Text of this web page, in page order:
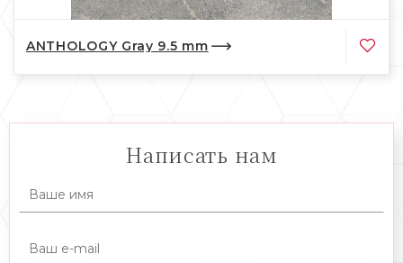
ANTHOLOGY Gray 9.5 mm
Написать нам